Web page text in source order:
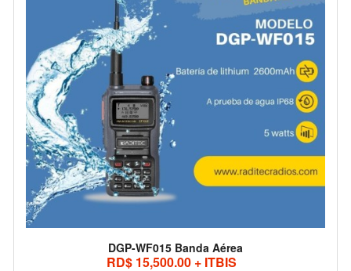
DGP-WF015 Banda Aérea
RD$ 15,500.00 + ITBIS